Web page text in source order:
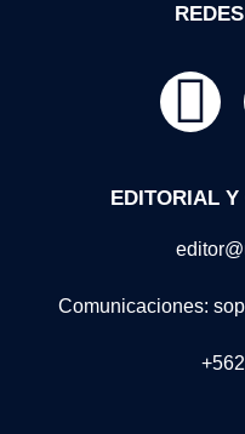
EDITORIAL
Comunicaciones: